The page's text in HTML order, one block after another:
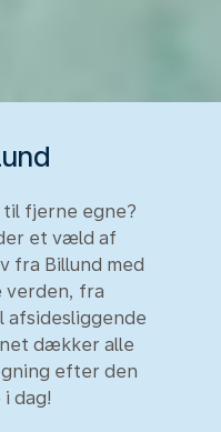
til fjerne egne?
et væld af
fra Billund med
verden, fra
afsidesliggende
dækker alle
efter den
dag!